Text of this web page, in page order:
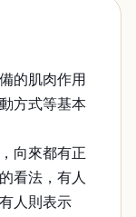
的肌肉作用
方式等基本
向來都有正
看法，有人
人則表示